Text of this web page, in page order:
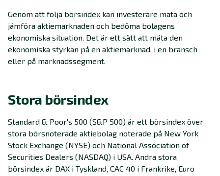
Genom att följa börsindex kan investerare mäta och
jämföra aktiemarknaden och bedöma bolagens
ekonomiska situation. Det är ett sätt att mäta den
ekonomiska styrkan på en aktiemarknad, i en bransch
eller på marknadssegment.
Stora börsindex
Standard & Poor's 500 (S&P 500) är ett börsindex över
stora börsnoterade aktiebolag noterade på New York
Stock Exchange (NYSE) och National Association of
Securities Dealers (NASDAQ) i USA. Andra stora
börsindex är DAX i Tyskland, CAC 40 i Frankrike, Euro